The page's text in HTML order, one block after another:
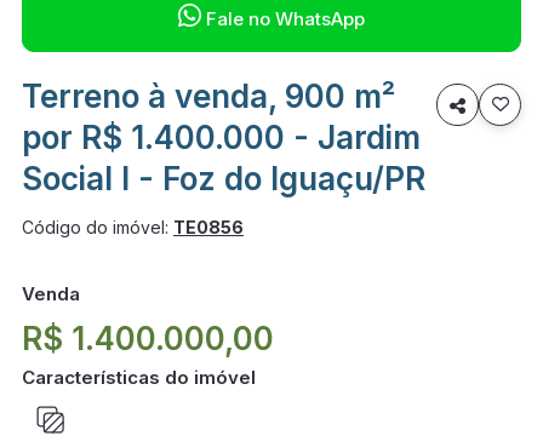
 Fale no WhatsApp
Terreno à venda, 900 m²
por R$ 1.400.000 - Jardim
Social I - Foz do Iguaçu/PR

Código do imóvel: TE0856
Venda
R$ 1.400.000,00
Características do imóvel